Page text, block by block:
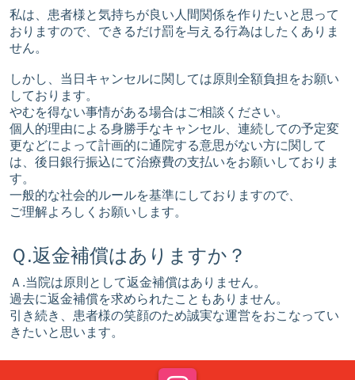
私は、患者様と気持ちが良い人間関係を作りたいと思って
おりますので、できるだけ罰を与える行為はしたくありま
せん。
しかし、当日キャンセルに関しては原則全額負担をお願い
しております。
やむを得ない事情がある場合はご相談ください。
個人的理由による身勝手なキャンセル、連続しての予定変
更などによって計画的に通院する意思がない方に関して
は、後日銀行振込にて治療費の支払いをお願いしておりま
す。
一般的な社会的ルールを基準にしておりますので、
ご理解よろしくお願いします。
Ｑ.返金補償はありますか？
Ａ.当院は原則として返金補償はありません。
過去に返金補償を求められたこともありません。
引き続き、患者様の笑顔のため誠実な運営をおこなってい
きたいと思います。